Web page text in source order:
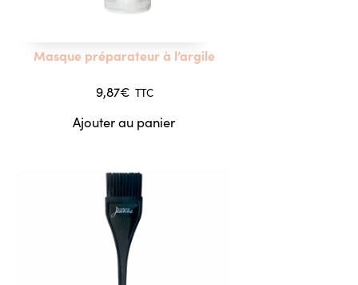
Masque préparateur à l’argile
9,87€ TTC
Ajouter au panier